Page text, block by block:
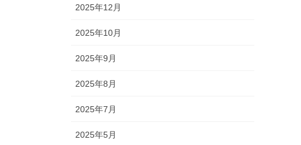
2025年12月
2025年10月
2025年9月
2025年8月
2025年7月
2025年5月